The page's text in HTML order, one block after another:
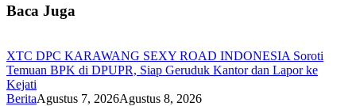
Baca Juga
XTC DPC KARAWANG SEXY ROAD INDONESIA Soroti
Temuan BPK di DPUPR, Siap Geruduk Kantor dan Lapor ke
Kejati
BeritaAgustus 7, 2026Agustus 8, 2026